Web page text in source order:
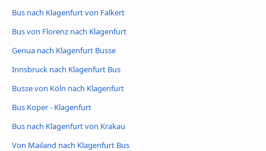
Bus nach Klagenfurt von Falkert
Bus von Florenz nach Klagenfurt
Genua nach Klagenfurt Busse
Innsbruck nach Klagenfurt Bus
Busse von Köln nach Klagenfurt
Bus Koper - Klagenfurt
Bus nach Klagenfurt von Krakau
Von Mailand nach Klagenfurt Bus